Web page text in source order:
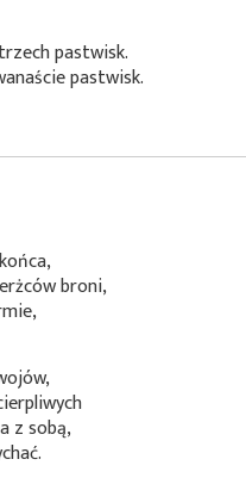
pastwisk.
pastwisk.
broni,
z sobą,